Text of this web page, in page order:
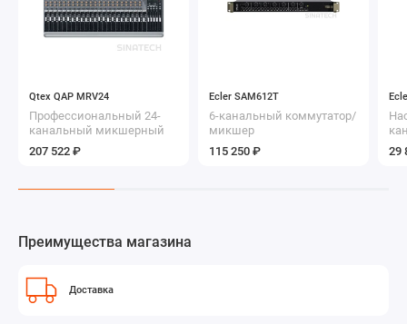
Qtex QAP MRV24
Профессиональный 24-
канальный микшерный
пульт
207 522 ₽
Ecler SAM612T
6-канальный коммутатор/
микшер
115 250 ₽
29
Преимущества магазина
Доставка